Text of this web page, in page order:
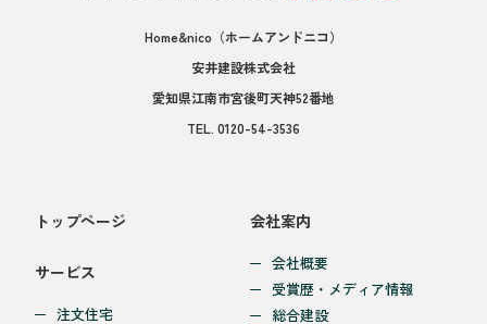
Home&nico （ホームアンドニコ）
安井建設株式会社
愛知県江南市宮後町天神52番地
TEL. 0120-54-3536
トップページ
サービス
注文住宅
会社案内
会社概要
受賞歴・メディア情報
総合建設